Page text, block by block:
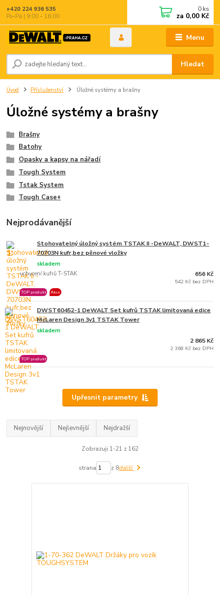
Menu
Hledat
+420 224 936 535
Po–Pá | 9:00 – 16:00
0 ks
za 0,00 Kč
Úvod Příslušenství Úložné systémy a brašny
Úložné systémy a brašny
Brašny
Batohy
Opasky a kapsy na nářadí
Tough System
Tstak System
Tough Case+
Nejprodávanější
1.
Stohovatelný úložný systém TSTAK II -DeWALT, DWST1-
70703N kufr,bez pěnové vložky
uchycení kufrů T-STAK
skladem
TOP produkt Akce
656 Kč
542 Kč bez DPH
2.
DWST60452-1 DeWALT Set kufrů TSTAK limitovaná edice
McLaren Design 3v1 TSTAK Tower
skladem
TOP produkt
2 865 Kč
2 368 Kč bez DPH
Upřesnit parametry
Nejnovější Nejlevnější Nejdražší
Zobrazuji 1-21 z 162
strana z 8další